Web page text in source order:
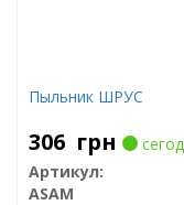
Пыльник ШРУС
306 грн
Артикул:
ASAM